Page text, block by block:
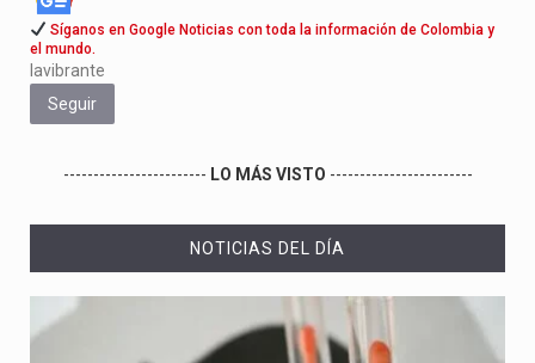
Síganos en Google Noticias con toda la información de Colombia y
el mundo.
lavibrante
Seguir
------------------------ LO MÁS VISTO ------------------------
NOTICIAS DEL DÍA